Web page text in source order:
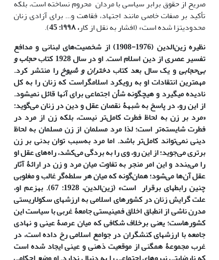
صریح از حقوق برابر سیاسی با مردان محروم نساخته است، بلکه
تأکید بر صفات خاصی مانند اجتهاد، فقاهت و... برای آزادی زنان
محدودیت­زا شده است» (افشار به نقل از کار، ۱۹۹۸: 45
).
نظیره زین‌الدین (1976-1908) از شخصیت‌های لبنانی و مدافع
تفسیر عصری از دین اسلام است. او در سال 1928 کتاب
حجاب و
بی‌حجابیو یک سال بعد کتابدختران و شیوخرا منتشر کرد.
مهم‏ترین انتقادات او به رویکرد اسلام­گراست که زنان را به کل
نادیده می­گیرد و هیچ­گونه شأن اجتماعی برای آن­ها قائل نمی­شود.
از این رو، در پاسخ به شبهۀ نقصان عقل و دین در زنان می‌گوید:
«مرد بر زن به لحاظ فطرت کامل‌تر نیست، بلکه زن از مرد در
فطرت شایسته‌تر است؛ لذا مرد مسلمان از زن مسلمان به لحاظ
دینی نمی‌تواند کامل‌تر باشد. اما مرد به‌سبب توان بدنی بر زن
برتری می‌جوید؛ از این رو، وی را به بردگی می‌کشد، راه‌های عقل او
را می‌بندد و این امر منجر به تفاوت میان مرد و زن در ارائۀ آثار
عقل‌ آن‌ها می‌شود؛‌ همان‌گونه که میان هر سلطه‌گر غالب و مغلوبی
چنین رابطه­ای برقرار است» (زین‌‌الدین، 1928: ‌67). به­زعم او،
علت گرایش زنان در کشورهای اسلامی به ارزش­های سکولاریستی
مدرن ناشی از انطباق اخلاق فمینیستی جامعۀ غربی با سیاست این
کشورهاست؛ یعنی برخلاف شکافی که میان عرصۀ عینی و نهادی
جامعه با ارزش­های کنشگران در جوامع اسلامی رخ داده است، در
غرب مجموعۀ همگنی از موقعیت ذهنی و عینی ایجاد شده است